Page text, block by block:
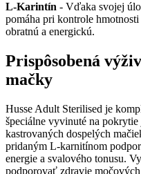
L-Karintín - Vďaka svojej
pomáha pri kontrole
obratnú a energickú.
Prispôsobená
mačky
Husse Adult Sterilised je
špeciálne vyvinuté na
kastrovaných dospelých
pridaným L-karnitínom
energie a svalového tonusu.
podporovať zdravie